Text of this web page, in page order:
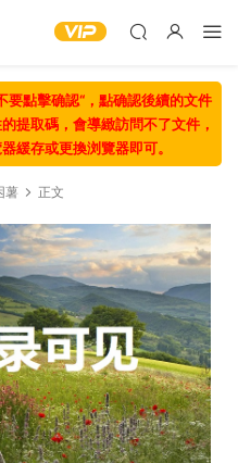
要點擊确認“，點确認後續的文件
提取碼，會導緻訪問不了文件，
緩存或更換浏覽器即可。
薯 正文